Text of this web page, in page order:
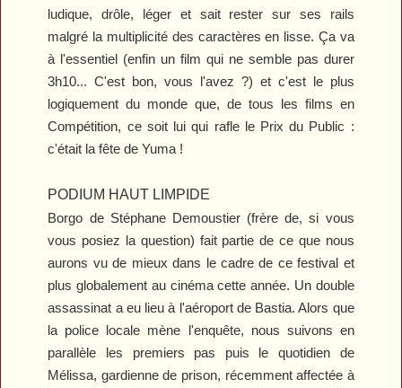
ludique, drôle, léger et sait rester sur ses rails
malgré la multiplicité des caractères en lisse. Ça va
à l'essentiel (enfin un film qui ne semble pas durer
3h10... C'est bon, vous l'avez ?) et c'est le plus
logiquement du monde que, de tous les films en
Compétition, ce soit lui qui rafle le Prix du Public :
c'était la fête deYuma !
PODIUM HAUT LIMPIDE
Borgo de Stéphane Demoustier (frère de, si vous
vous posiez la question) fait partie de ce que nous
aurons vu de mieux dans le cadre de ce festival et
plus globalement au cinéma cette année. Un double
assassinat a eu lieu à l'aéroport de Bastia. Alors que
la police locale mène l'enquête, nous suivons en
parallèle les premiers pas puis le quotidien de
Mélissa, gardienne de prison, récemment affectée à